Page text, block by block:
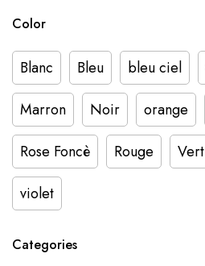
Color
Blanc Bleu bleu ciel
Marron
Noir orange
Rose Foncè
Rouge Vert
violet
Categories